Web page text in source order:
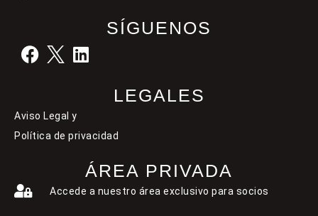
SÍGUENOS
LEGALES
Aviso Legal y
Política de privacidad
ÁREA PRIVADA
Accede a nuestro área exclusivo para socios